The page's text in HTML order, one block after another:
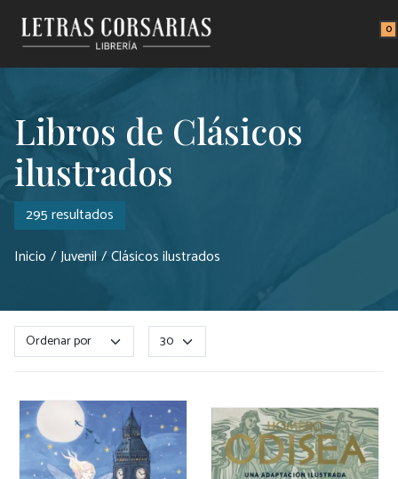
0
Libros de Clásicos
ilustrados
295 resultados
Inicio
Juvenil Clásicos ilustrados